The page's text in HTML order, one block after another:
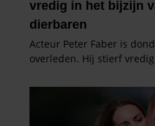
partners kunnen deze
informatie die u aan ze
verzameld op basis van
gaat akkoord met onze